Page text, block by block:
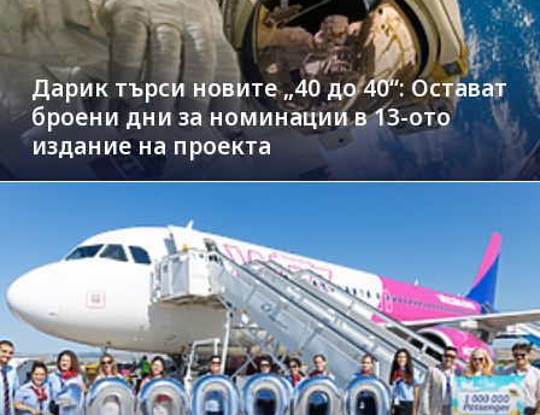
Дарик търси новите „40 до 40“: Остават
броени дни за номинации в 13-ото
издание на проекта